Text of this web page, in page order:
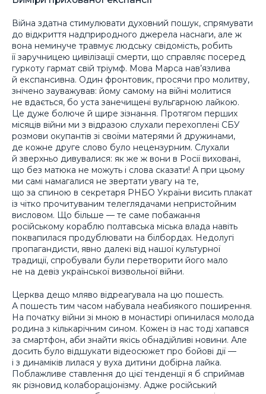
Війна здатна стимулювати духовний пошук, спрямувати
до відкриття надприродного джерела наснаги, але ж
вона неминуче травмує людську свідомість, робить
її заручницею цивілізації смерти, що справляє посеред
гуркоту гармат свій тріумф. Мова Марса нав’язлива
й експансивна. Один фронтовик, просячи про молитву,
знічено зауважував: йому самому на війні молитися
не вдається, бо уста занечищені вульгарною лайкою.
Це дуже болюче й щире зізнання. Протягом перших
місяців війни ми з відразою слухали перехоплені СБУ
розмови окупантів зі своїми матерями й дружинами,
де кожне друге слово було нецензурним. Слухали
й зверхньо дивувалися: як же ж вони в Росії виховані,
що без матюка не можуть і слова сказати! А при цьому
ми самі намагалися не звертати увагу на те,
що за спиною в секретаря РНБО України висить плакат
із чітко прочитуваним телеглядачами непристойним
висловом. Що більше — те саме побажання
російському кораблю полтавська міська влада навіть
поквапилася продублювати на білбордах. Недолугі
пропагандисти, явно далекі від нашої культурної
традиції, спробували були перетворити його мало
не на девіз української визвольної війни.
Церква дещо мляво відреагувала на цю пошесть.
А пошесть тим часом набувала неабиякого поширення.
На початку війни зі мною в монастирі опинилася молода
родина з кількарічним сином. Кожен із нас тоді хапався
за смартфон, аби знайти якісь обнадійливі новини. Але
досить було відшукати відеосюжет про бойові дії —
і з динаміків лилася у вуха дитини добірна лайка.
Поблажливе ставлення до цієї тенденції я б сприймав
як різновид колабораціонізму. Адже російський